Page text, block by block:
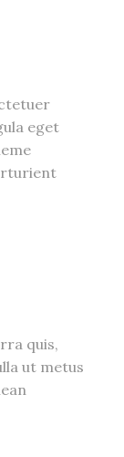
eget
quis,
ut metus